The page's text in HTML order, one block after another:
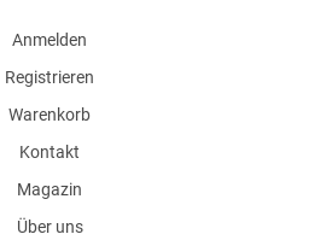
Anmelden
Registrieren
Warenkorb
Kontakt
Magazin
Über uns